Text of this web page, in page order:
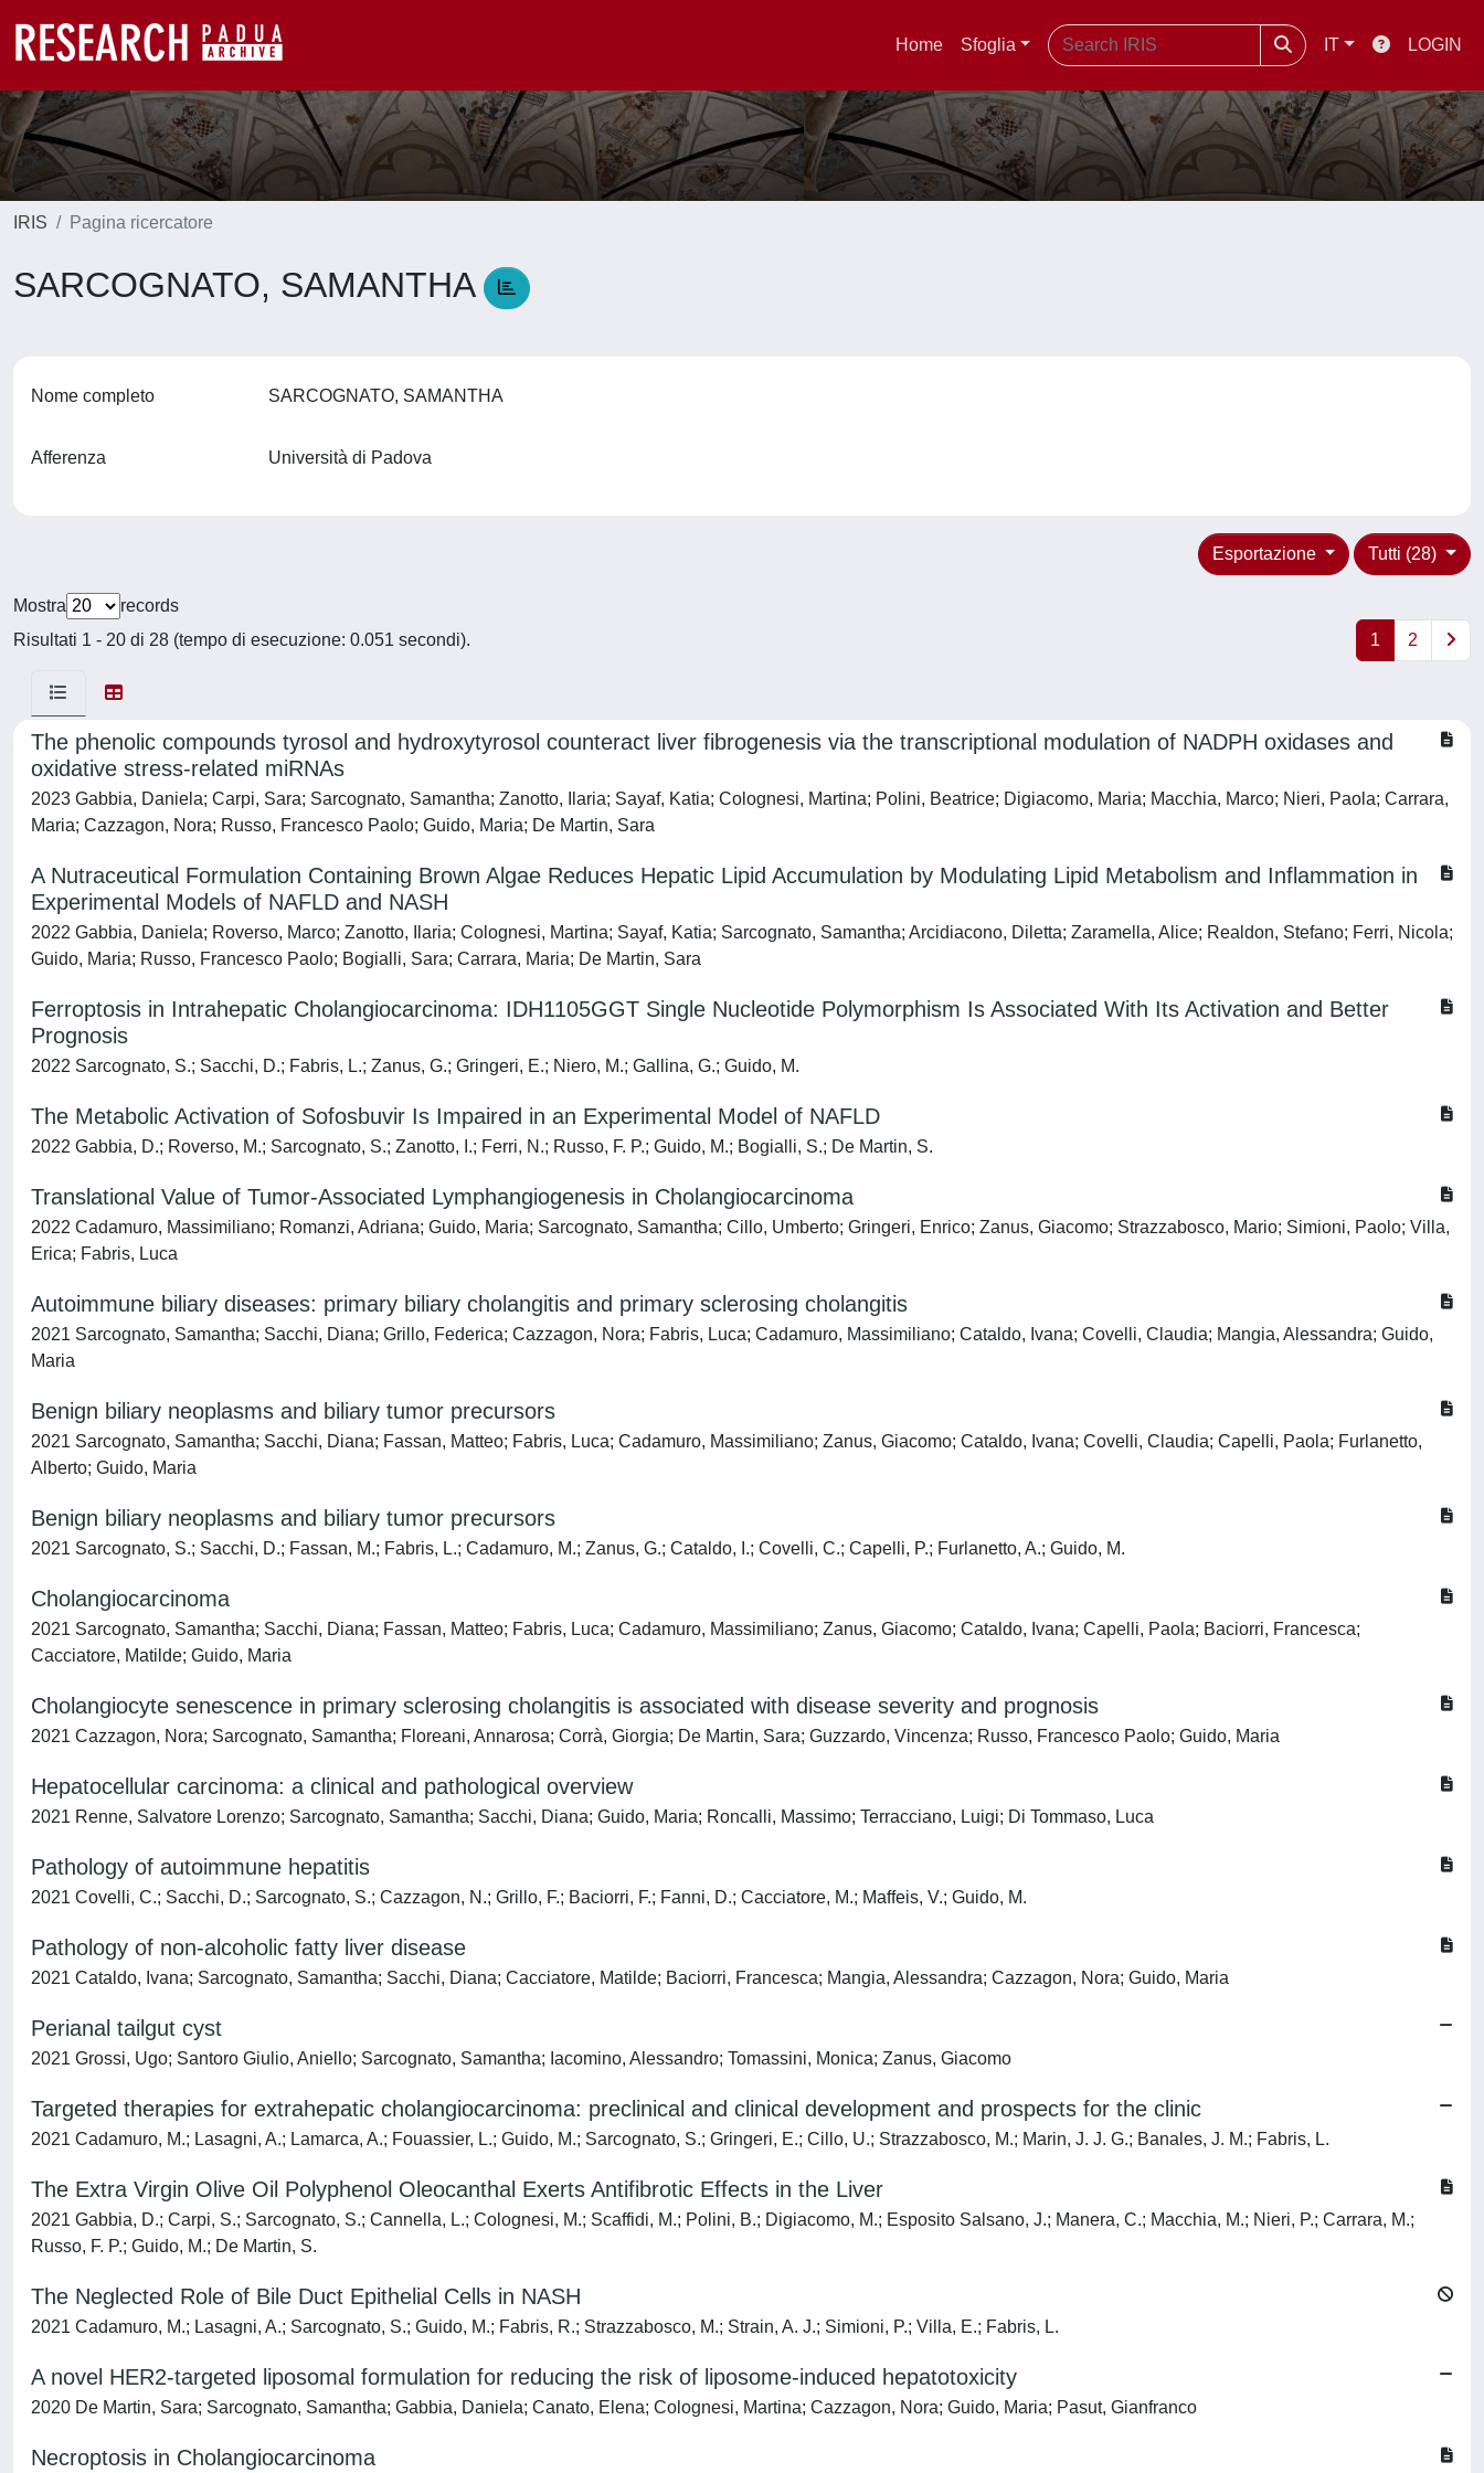
Home Sfoglia IT LOGIN
IRIS Pagina ricercatore
SARCOGNATO, SAMANTHA
Nome completo SARCOGNATO, SAMANTHA
Afferenza Università di Padova
Tutti (28)
Esportazione
Mostra
records
Risultati 1 - 20 di 28 (tempo di esecuzione: 0.051 secondi).
1 2
The phenolic compounds tyrosol and hydroxytyrosol counteract liver fibrogenesis via the transcriptional modulation of NADPH oxidases and
oxidative stress-related miRNAs
2023 Gabbia, Daniela; Carpi, Sara; Sarcognato, Samantha; Zanotto, Ilaria; Sayaf, Katia; Colognesi, Martina; Polini, Beatrice; Digiacomo, Maria; Macchia, Marco; Nieri, Paola; Carrara,
Maria; Cazzagon, Nora; Russo, Francesco Paolo; Guido, Maria; De Martin, Sara
A Nutraceutical Formulation Containing Brown Algae Reduces Hepatic Lipid Accumulation by Modulating Lipid Metabolism and Inflammation in
Experimental Models of NAFLD and NASH
2022 Gabbia, Daniela; Roverso, Marco; Zanotto, Ilaria; Colognesi, Martina; Sayaf, Katia; Sarcognato, Samantha; Arcidiacono, Diletta; Zaramella, Alice; Realdon, Stefano; Ferri, Nicola;
Guido, Maria; Russo, Francesco Paolo; Bogialli, Sara; Carrara, Maria; De Martin, Sara
Ferroptosis in Intrahepatic Cholangiocarcinoma: IDH1105GGT Single Nucleotide Polymorphism Is Associated With Its Activation and Better
Prognosis
2022 Sarcognato, S.; Sacchi, D.; Fabris, L.; Zanus, G.; Gringeri, E.; Niero, M.; Gallina, G.; Guido, M.
The Metabolic Activation of Sofosbuvir Is Impaired in an Experimental Model of NAFLD
2022 Gabbia, D.; Roverso, M.; Sarcognato, S.; Zanotto, I.; Ferri, N.; Russo, F. P.; Guido, M.; Bogialli, S.; De Martin, S.
Translational Value of Tumor-Associated Lymphangiogenesis in Cholangiocarcinoma
2022 Cadamuro, Massimiliano; Romanzi, Adriana; Guido, Maria; Sarcognato, Samantha; Cillo, Umberto; Gringeri, Enrico; Zanus, Giacomo; Strazzabosco, Mario; Simioni, Paolo; Villa,
Erica; Fabris, Luca
Autoimmune biliary diseases: primary biliary cholangitis and primary sclerosing cholangitis
2021 Sarcognato, Samantha; Sacchi, Diana; Grillo, Federica; Cazzagon, Nora; Fabris, Luca; Cadamuro, Massimiliano; Cataldo, Ivana; Covelli, Claudia; Mangia, Alessandra; Guido,
Maria
Benign biliary neoplasms and biliary tumor precursors
2021 Sarcognato, Samantha; Sacchi, Diana; Fassan, Matteo; Fabris, Luca; Cadamuro, Massimiliano; Zanus, Giacomo; Cataldo, Ivana; Covelli, Claudia; Capelli, Paola; Furlanetto,
Alberto; Guido, Maria
Benign biliary neoplasms and biliary tumor precursors
2021 Sarcognato, S.; Sacchi, D.; Fassan, M.; Fabris, L.; Cadamuro, M.; Zanus, G.; Cataldo, I.; Covelli, C.; Capelli, P.; Furlanetto, A.; Guido, M.
Cholangiocarcinoma
2021 Sarcognato, Samantha; Sacchi, Diana; Fassan, Matteo; Fabris, Luca; Cadamuro, Massimiliano; Zanus, Giacomo; Cataldo, Ivana; Capelli, Paola; Baciorri, Francesca;
Cacciatore, Matilde; Guido, Maria
Cholangiocyte senescence in primary sclerosing cholangitis is associated with disease severity and prognosis
2021 Cazzagon, Nora; Sarcognato, Samantha; Floreani, Annarosa; Corrà, Giorgia; De Martin, Sara; Guzzardo, Vincenza; Russo, Francesco Paolo; Guido, Maria
Hepatocellular carcinoma: a clinical and pathological overview
2021 Renne, Salvatore Lorenzo; Sarcognato, Samantha; Sacchi, Diana; Guido, Maria; Roncalli, Massimo; Terracciano, Luigi; Di Tommaso, Luca
Pathology of autoimmune hepatitis
2021 Covelli, C.; Sacchi, D.; Sarcognato, S.; Cazzagon, N.; Grillo, F.; Baciorri, F.; Fanni, D.; Cacciatore, M.; Maffeis, V.; Guido, M.
Pathology of non-alcoholic fatty liver disease
2021 Cataldo, Ivana; Sarcognato, Samantha; Sacchi, Diana; Cacciatore, Matilde; Baciorri, Francesca; Mangia, Alessandra; Cazzagon, Nora; Guido, Maria
Perianal tailgut cyst
2021 Grossi, Ugo; Santoro Giulio, Aniello; Sarcognato, Samantha; Iacomino, Alessandro; Tomassini, Monica; Zanus, Giacomo
Targeted therapies for extrahepatic cholangiocarcinoma: preclinical and clinical development and prospects for the clinic
2021 Cadamuro, M.; Lasagni, A.; Lamarca, A.; Fouassier, L.; Guido, M.; Sarcognato, S.; Gringeri, E.; Cillo, U.; Strazzabosco, M.; Marin, J. J. G.; Banales, J. M.; Fabris, L.
The Extra Virgin Olive Oil Polyphenol Oleocanthal Exerts Antifibrotic Effects in the Liver
2021 Gabbia, D.; Carpi, S.; Sarcognato, S.; Cannella, L.; Colognesi, M.; Scaffidi, M.; Polini, B.; Digiacomo, M.; Esposito Salsano, J.; Manera, C.; Macchia, M.; Nieri, P.; Carrara, M.;
Russo, F. P.; Guido, M.; De Martin, S.
The Neglected Role of Bile Duct Epithelial Cells in NASH
2021 Cadamuro, M.; Lasagni, A.; Sarcognato, S.; Guido, M.; Fabris, R.; Strazzabosco, M.; Strain, A. J.; Simioni, P.; Villa, E.; Fabris, L.
A novel HER2-targeted liposomal formulation for reducing the risk of liposome-induced hepatotoxicity
2020 De Martin, Sara; Sarcognato, Samantha; Gabbia, Daniela; Canato, Elena; Colognesi, Martina; Cazzagon, Nora; Guido, Maria; Pasut, Gianfranco
Necroptosis in Cholangiocarcinoma